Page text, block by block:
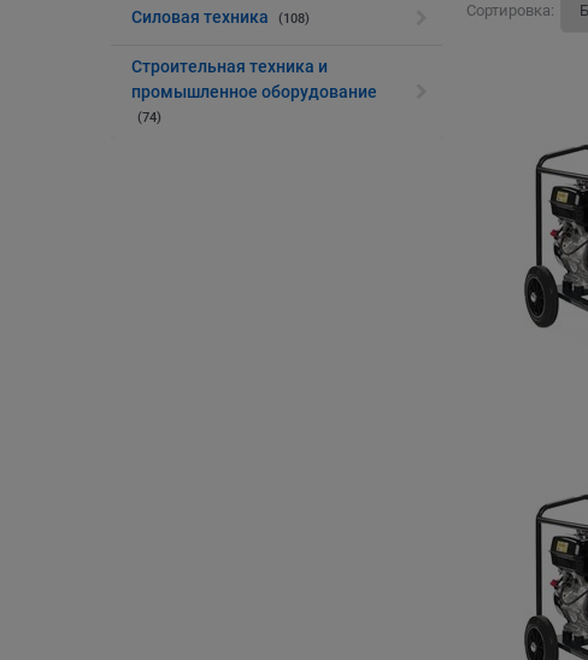
Силовая техника (108)
Строительная техника и
промышленное оборудование
(74)
Сортировка: